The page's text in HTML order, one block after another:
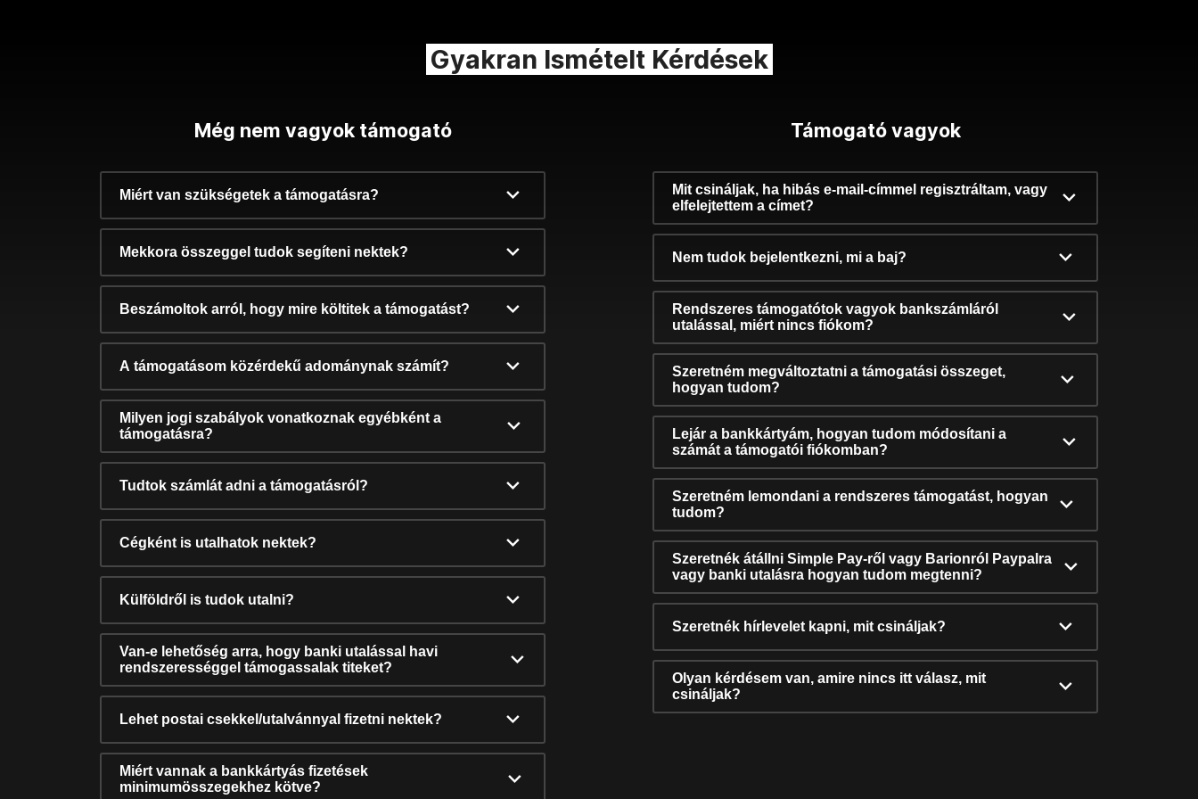
Gyakran Ismételt Kérdések
Még nem vagyok támogató
Miért van szükségetek a támogatásra?
Mekkora összeggel tudok segíteni nektek?
Beszámoltok arról, hogy mire költitek a támogatást?
A támogatásom közérdekű adománynak számít?
Milyen jogi szabályok vonatkoznak egyébként a
támogatásra?
Tudtok számlát adni a támogatásról?
Cégként is utalhatok nektek?
Külföldről is tudok utalni?
Van-e lehetőség arra, hogy banki utalással havi
rendszerességgel támogassalak titeket?
Lehet postai csekkel/utalvánnyal fizetni nektek?
Miért vannak a bankkártyás fizetések
minimumösszegekhez kötve?
Támogató vagyok
Mit csináljak, ha hibás e-mail-címmel regisztráltam, vagy
elfelejtettem a címet?
Nem tudok bejelentkezni, mi a baj?
Rendszeres támogatótok vagyok bankszámláról
utalással, miért nincs fiókom?
Szeretném megváltoztatni a támogatási összeget,
hogyan tudom?
Lejár a bankkártyám, hogyan tudom módosítani a
számát a támogatói fiókomban?
Szeretném lemondani a rendszeres támogatást, hogyan
tudom?
Szeretnék átállni Simple Pay-ről vagy Barionról Paypalra
vagy banki utalásra hogyan tudom megtenni?
Szeretnék hírlevelet kapni, mit csináljak?
Olyan kérdésem van, amire nincs itt válasz, mit
csináljak?